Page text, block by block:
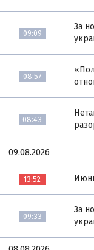
09:09
За
08:57
08:43
09.08.2026
13:52
09:33
За